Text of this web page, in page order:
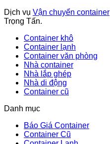
Dịch vụ Vận chuyển container
Trọng Tấn.
Container khô
Container lạnh
Container văn phòng
Nhà container
Nhà lắp ghép
Nhà di động
Container cũ
Danh mục
Báo Giá Container
Container Cũ